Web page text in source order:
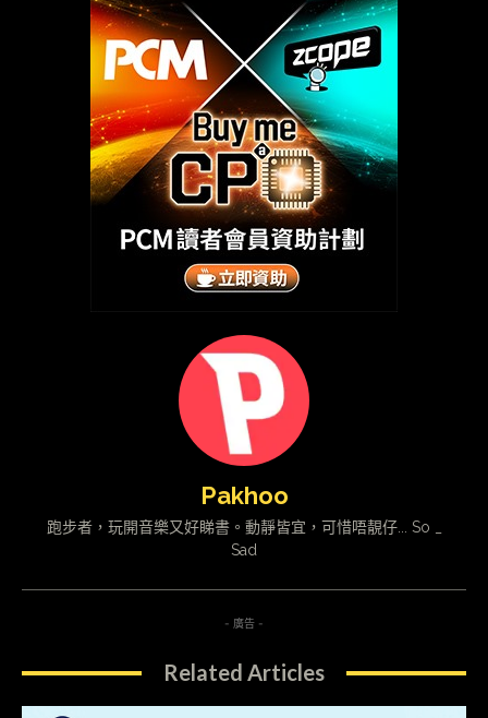
Pakhoo
跑步者，玩開音樂又好睇書。動靜皆宜，可惜唔靚仔... So _
Sad
- 廣告 -
Related Articles